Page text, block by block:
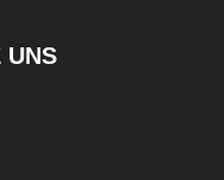
UNS